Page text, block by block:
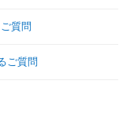
質問
ご質問